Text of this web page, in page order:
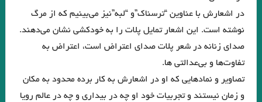
از این باغ شرقی. پروین سلاجقه
منزل آسایش من محو در خود گشتن است. صائب تبریزی
. گفتگو با خوان رولفو نویسنده پدروپارامو
در اشعارش با عناوین “ترسناک”و “لبه”نیز می‌بینیم که از مرگ
نوشته است. این اشعار تمایل پلات را به خودکشی نشان می‌دهند.
صدای زنانه در شعر پلات صدای اعتراض است، اعتراض به
تفاوت‌ها و بی‌عدالتی ها.
تصاویر و نمادهایی که او در اشعارش به کار برده محدود به مکان
و زمان نیستند و تجربیات خود او چه در بیداری و چه در عالم رویا